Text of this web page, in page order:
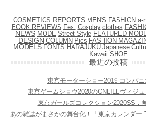
COSMETICS REPORTS MEN'S FASHION a-
BOOK REVIEWS Fes. Cosplay clothes
NEWS MODE Street Style FEATURED
DESIGN COLUMN Pics FASHION
MODELS FONTS HARAJUKU Japanese
Kawaii SHOE
最近の投稿
東京モーターショー2019 コンパニ
東京ゲームショウ2020のONLILEヴィジュ
東京ガールズコレクション2020SS，
あの雑誌がまさかの舞台化！「東京カレンダー